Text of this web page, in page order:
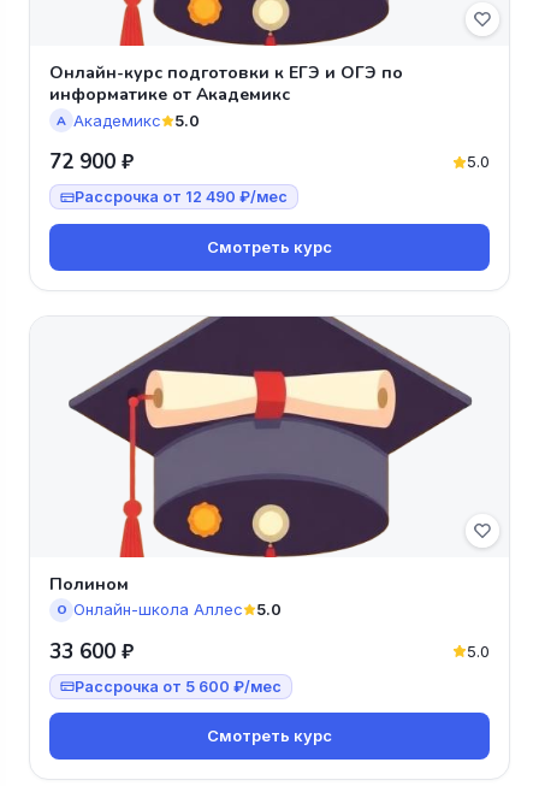
Онлайн-курс подготовки к ЕГЭ и ОГЭ по
информатике от Академикс
А Академикс 5.0
72 900 ₽ 5.0
Рассрочка от 12 490 ₽/мес
Смотреть курс
Полином
О Онлайн-школа Аллес 5.0
33 600 ₽ 5.0
Рассрочка от 5 600 ₽/мес
Смотреть курс